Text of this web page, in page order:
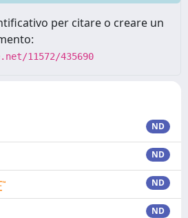
per citare o creare un
11572/435690
ND
ND
ND
ND